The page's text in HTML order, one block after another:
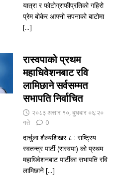
यात्रा र फोटोग्राफीप्रतिको गहिरो
प्रेम बोकेर आफ्नो सपनाको बाटोमा
[...]
रास्वपाको प्रथम
महाधिवेशनबाट रवि
लामिछाने सर्वसम्मत
सभापति निर्वाचित
२०८३ असार १०, बुधबार ०६:२०
गते
0
दार्चुला शैल्यशिखर ८ : राष्ट्रिय
स्वतन्त्र पार्टी (रास्वपा) को प्रथम
महाधिवेशनबाट पार्टीका सभापति रवि
लामिछाने [...]